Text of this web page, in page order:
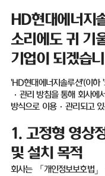
HD현대에너지
소리에도 귀 기
기업이 되겠습
'HD현대에너지솔루션'(이하'
· 관리 방침을 통해 회사에
방식으로 이용·관리되고
1. 고정형 영상
및 설치 목적
회사는 「개인정보보호법」